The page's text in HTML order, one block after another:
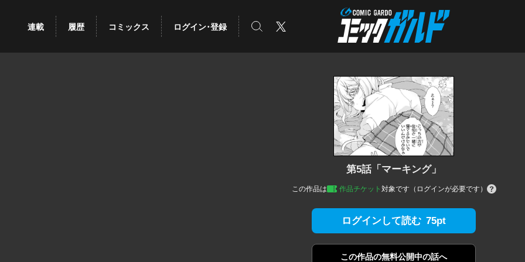
コミックガルド
連載 履歴 コミックス ログイン･登録 検索 X
第5話「マーキング」
この作品は 作品チケット 対象です（ログインが必要です）
ログインして読む 75pt
この作品の無料公開中の話へ